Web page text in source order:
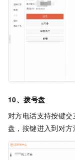
10、拨号盘
对方电话支持按键
盘，按键进入到对方